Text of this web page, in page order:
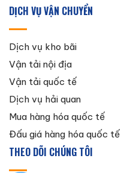
DỊCH VỤ VẬN CHUYỂN
Dịch vụ kho bãi
Vận tải nội địa
Vận tải quốc tế
Dịch vụ hải quan
Mua hàng hóa quốc tế
Đấu giá hàng hóa quốc tế
THEO DÕI CHÚNG TÔI